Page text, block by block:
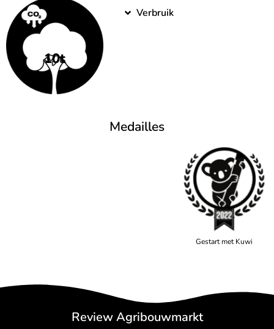
10t
Verbruik
Medailles
Gestart met Kuwi
Review Agribouwmarkt